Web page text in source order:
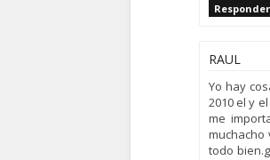
Responder
RAUL
Yo hay
2010 el y
me
todo